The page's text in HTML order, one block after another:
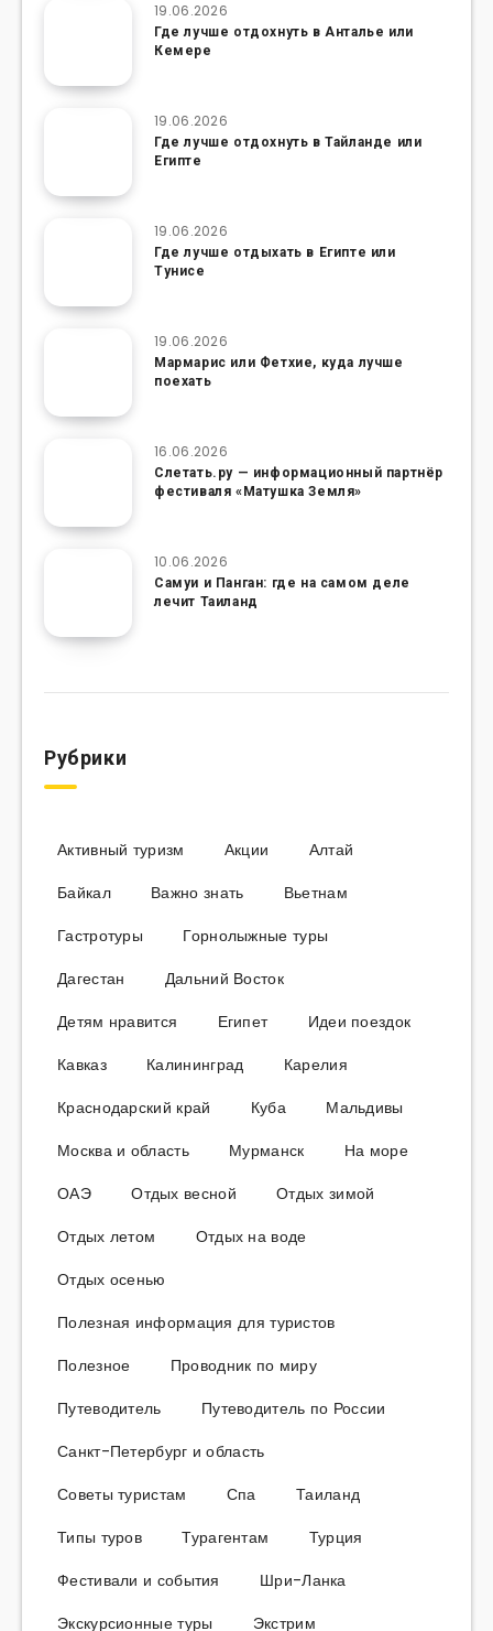
19.06.2026
Где лучше отдохнуть в Анталье или
Кемере
19.06.2026
Где лучше отдохнуть в Тайланде или
Египте
19.06.2026
Где лучше отдыхать в Египте или
Тунисе
19.06.2026
Мармарис или Фетхие, куда лучше
поехать
16.06.2026
Слетать.ру — информационный партнёр
фестиваля «Матушка Земля»
10.06.2026
Самуи и Панган: где на самом деле
лечит Таиланд
Рубрики
Активный туризм Акции
Алтай
Байкал
Важно знать
Вьетнам
Гастротуры
Горнолыжные туры
Дагестан
Дальний Восток
Детям нравится
Египет
Идеи поездок
Кавказ
Калининград
Карелия
Краснодарский край
Куба
Мальдивы
Москва и область
Мурманск
На море
ОАЭ
Отдых весной
Отдых зимой
Отдых летом
Отдых на воде
Отдых осенью
Полезная информация для туристов
Полезное
Проводник по миру
Путеводитель
Путеводитель по России
Санкт-Петербург и область
Советы туристам
Спа
Таиланд
Типы туров
Турагентам
Турция
Фестивали и события
Шри-Ланка
Экскурсионные туры
Экстрим